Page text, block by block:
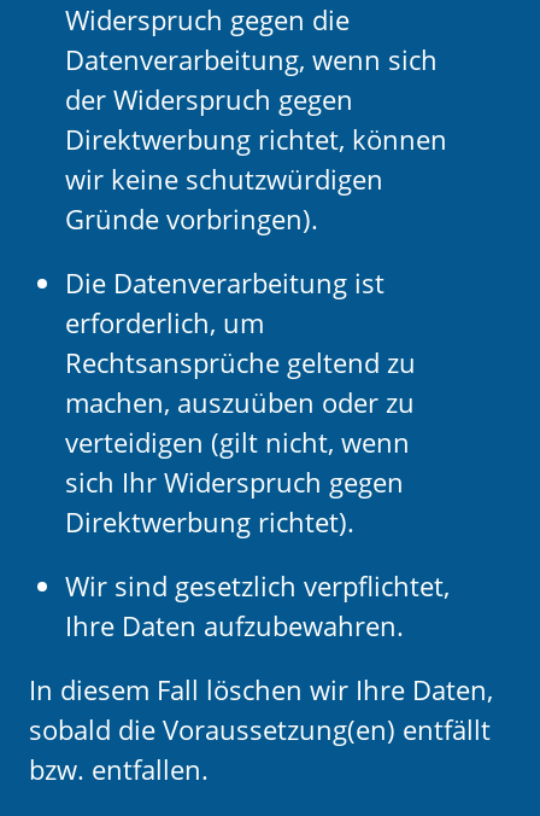
Widerspruch gegen die
Datenverarbeitung, wenn sich
der Widerspruch gegen
Direktwerbung richtet, können
wir keine schutzwürdigen
Gründe vorbringen).
Die Datenverarbeitung ist
erforderlich, um
Rechtsansprüche geltend zu
machen, auszuüben oder zu
verteidigen (gilt nicht, wenn
sich Ihr Widerspruch gegen
Direktwerbung richtet).
Wir sind gesetzlich verpflichtet,
Ihre Daten aufzubewahren.
In diesem Fall löschen wir Ihre Daten,
sobald die Voraussetzung(en) entfällt
bzw. entfallen.